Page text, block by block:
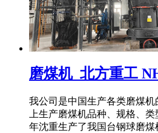
磨煤机_北方重工
我公司是中国生产各类磨煤
上生产磨煤机品种、规格、
年沈重生产了我国台钢球磨